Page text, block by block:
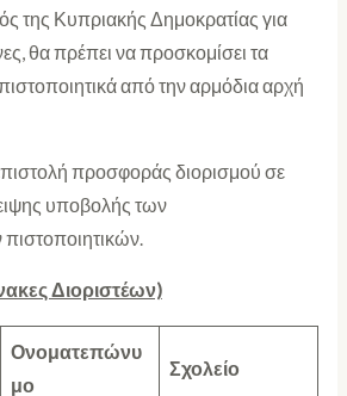
της Κυπριακής Δημοκρατίας για
θα πρέπει να προσκομίσει τα
πιστοποιητικά από την αρμόδια αρχή
προσφοράς διορισμού σε
υποβολής των
Διοριστέων)
Ονοματεπώνυ
μο
Σχολείο